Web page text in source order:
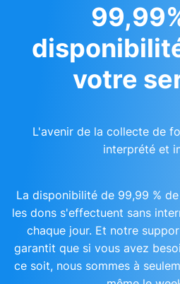
votre
L'avenir de la collecte de
interprété et
La disponibilité de 99,99 %
les dons s'effectuent sans
chaque jour. Et notre
garantit que si vous avez
ce soit, nous sommes à